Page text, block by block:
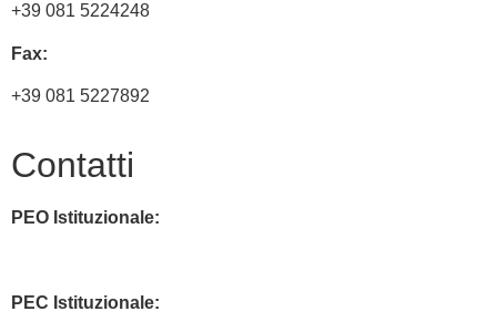
+39 081 5224248
Fax:
+39 081 5227892
Contatti
PEO Istituzionale:
PEC Istituzionale: